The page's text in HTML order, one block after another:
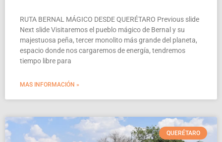
RUTA BERNAL MÁGICO DESDE QUERÉTARO Previous slide
Next slide Visitaremos el pueblo mágico de Bernal y su
majestuosa peña, tercer monolito más grande del planeta,
espacio donde nos cargaremos de energía, tendremos
tiempo libre para
MAS INFORMACIÓN »
QUERÉTARO